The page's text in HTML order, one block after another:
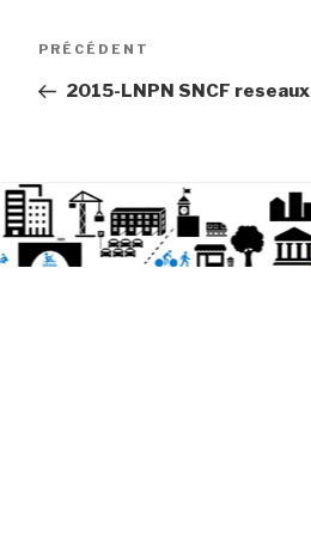
l’article
Article
PRÉCÉDENT
2015-LNPN SNCF reseaux